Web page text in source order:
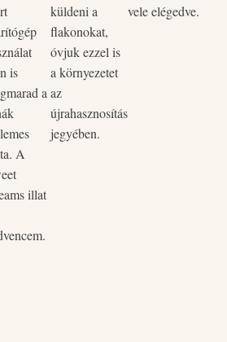
is
a
A
illat
küldeni a
flakonokat,
óvjuk ezzel is
a környezetet
az
újrahasznosítás
jegyében.
vele elégedve.